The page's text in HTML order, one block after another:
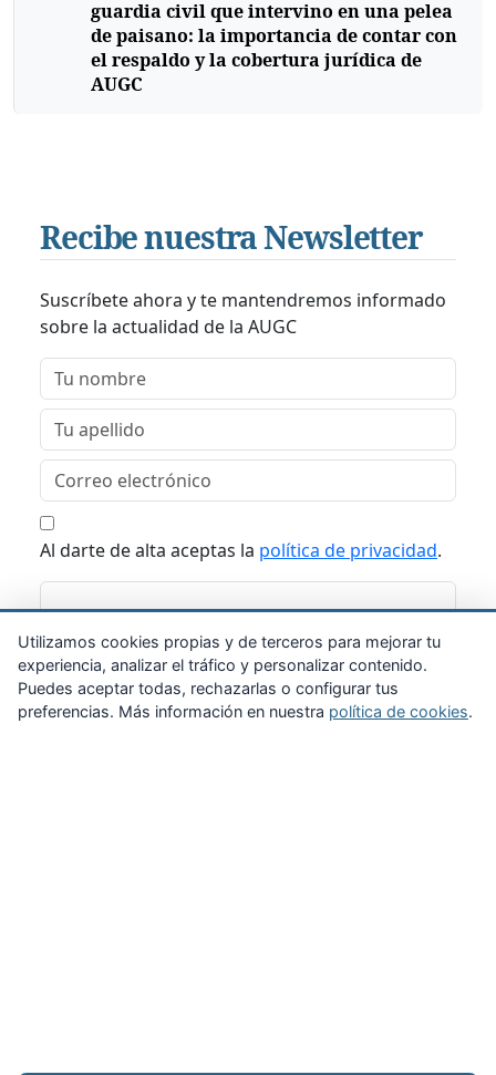
guardia civil que intervino en una pelea
de paisano: la importancia de contar con
el respaldo y la cobertura jurídica de
AUGC
Recibe nuestra Newsletter
Suscríbete ahora y te mantendremos informado
sobre la actualidad de la AUGC
Al darte de alta aceptas la política de privacidad.
Suscribirme
Utilizamos cookies propias y de terceros para mejorar tu
experiencia, analizar el tráfico y personalizar contenido.
Puedes aceptar todas, rechazarlas o configurar tus
preferencias. Más información en nuestra política de cookies.